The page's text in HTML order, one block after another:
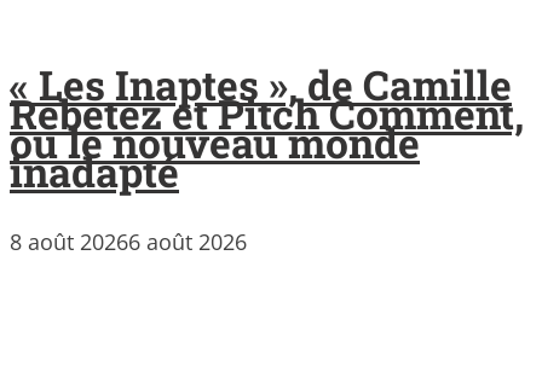
« Les Inaptes », de Camille
Rebetez et Pitch Comment,
ou le nouveau monde
inadapté
8 août 20266 août 2026